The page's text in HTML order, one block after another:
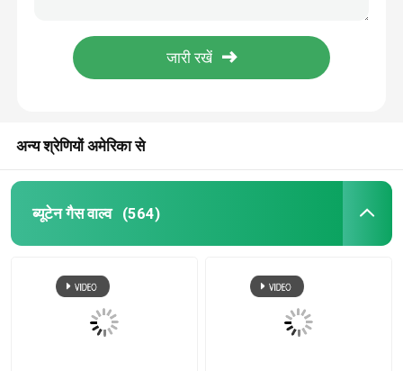
अन्य श्रेणियों अमेरिका से
ब्यूटेन गैस वाल्व (564)